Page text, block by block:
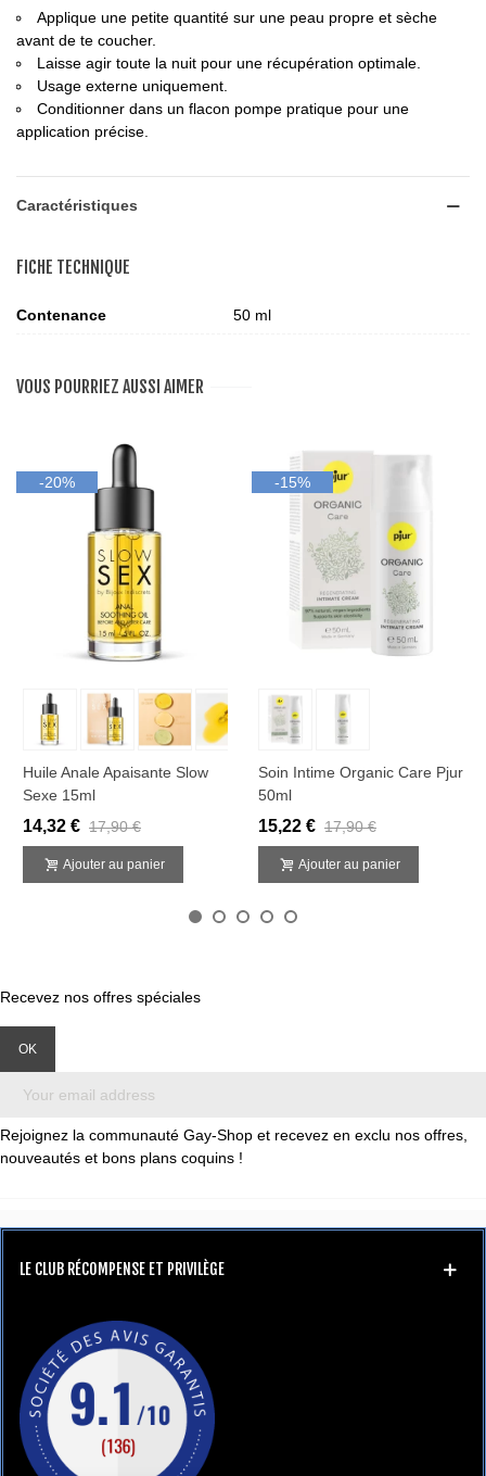
Applique une petite quantité sur une peau propre et sèche
avant de te coucher.
Laisse agir toute la nuit pour une récupération optimale.
Usage externe uniquement.
Conditionner dans un flacon pompe pratique pour une
application précise.
Caractéristiques
FICHE TECHNIQUE
Contenance 50 ml
VOUS POURRIEZ AUSSI AIMER
-20%
Huile Anale Apaisante Slow
Sexe 15ml
14,32 € 17,90 €
Ajouter au panier
-15%
Soin Intime Organic Care Pjur
50ml
15,22 € 17,90 €
Ajouter au panier
Recevez nos offres spéciales
Rejoignez la communauté Gay-Shop et recevez en exclu nos offres,
nouveautés et bons plans coquins !
LE CLUB RÉCOMPENSE ET PRIVILÈGE